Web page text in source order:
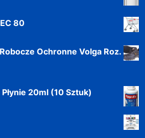
80
Ochronne Volga Roz.
20ml (10 Sztuk)